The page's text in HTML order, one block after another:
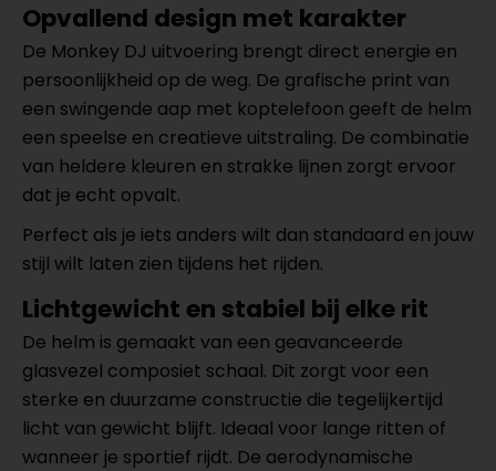
Opvallend design met karakter
De Monkey DJ uitvoering brengt direct energie en
persoonlijkheid op de weg. De grafische print van
een swingende aap met koptelefoon geeft de helm
een speelse en creatieve uitstraling. De combinatie
van heldere kleuren en strakke lijnen zorgt ervoor
dat je echt opvalt.
Perfect als je iets anders wilt dan standaard en jouw
stijl wilt laten zien tijdens het rijden.
Lichtgewicht en stabiel bij elke rit
De helm is gemaakt van een geavanceerde
glasvezel composiet schaal. Dit zorgt voor een
sterke en duurzame constructie die tegelijkertijd
licht van gewicht blijft. Ideaal voor lange ritten of
wanneer je sportief rijdt. De aerodynamische